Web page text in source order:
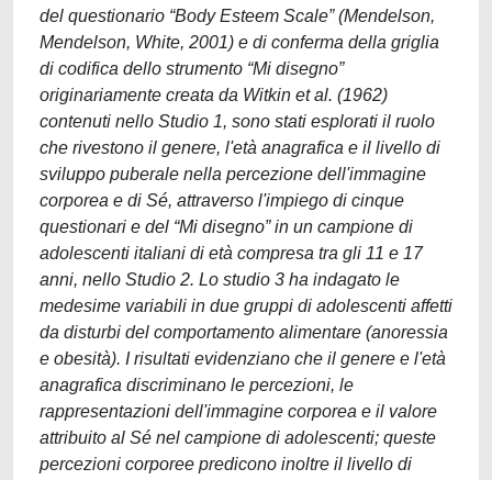
del questionario “Body Esteem Scale” (Mendelson,
Mendelson, White, 2001) e di conferma della griglia
di codifica dello strumento “Mi disegno”
originariamente creata da Witkin et al. (1962)
contenuti nello Studio 1, sono stati esplorati il ruolo
che rivestono il genere, l'età anagrafica e il livello di
sviluppo puberale nella percezione dell'immagine
corporea e di Sé, attraverso l'impiego di cinque
questionari e del “Mi disegno” in un campione di
adolescenti italiani di età compresa tra gli 11 e 17
anni, nello Studio 2. Lo studio 3 ha indagato le
medesime variabili in due gruppi di adolescenti affetti
da disturbi del comportamento alimentare (anoressia
e obesità). I risultati evidenziano che il genere e l'età
anagrafica discriminano le percezioni, le
rappresentazioni dell'immagine corporea e il valore
attribuito al Sé nel campione di adolescenti; queste
percezioni corporee predicono inoltre il livello di